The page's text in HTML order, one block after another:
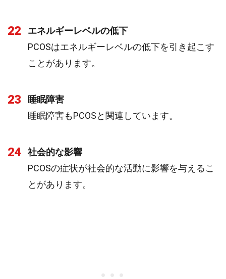
22
エネルギーレベルの低下
PCOSはエネルギーレベルの低下を引き起こす
ことがあります。
23
睡眠障害
睡眠障害もPCOSと関連しています。
24
社会的な影響
PCOSの症状が社会的な活動に影響を与えるこ
とがあります。